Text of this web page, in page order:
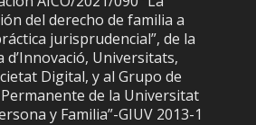
del derecho de familia a
jurisprudencial”, de la
d’Innovació, Universitats,
Digital, y al Grupo de
de la Universitat
y Familia”-GIUV 2013-1